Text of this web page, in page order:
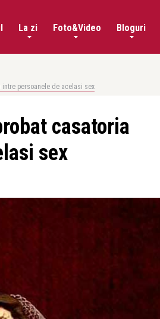
La zi Foto&Video Bloguri
intre persoanele de acelasi sex
casatoria
sex